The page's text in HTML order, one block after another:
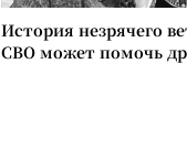
История незрячего
СВО может помочь